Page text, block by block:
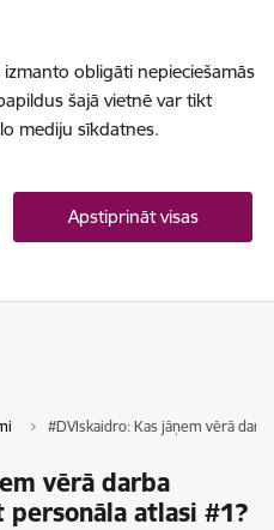
obligāti nepieciešamās
šajā vietnē var tikt
mediju sīkdatnes.
Apstiprināt visas
#DVIskaidro: Kas jāņem vērā
vērā darba
atlasi #1?